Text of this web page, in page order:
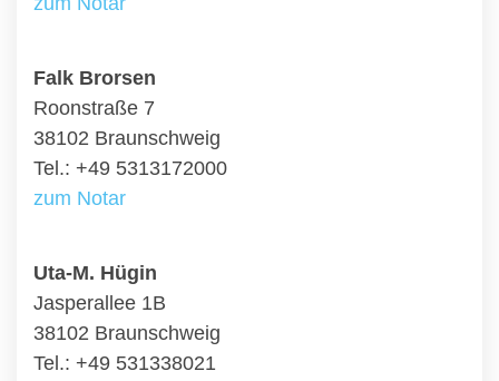
Falk Brorsen
Roonstraße 7
38102 Braunschweig
Tel.: +49 5313172000
zum Notar
Uta-M. Hügin
Jasperallee 1B
38102 Braunschweig
Tel.: +49 531338021